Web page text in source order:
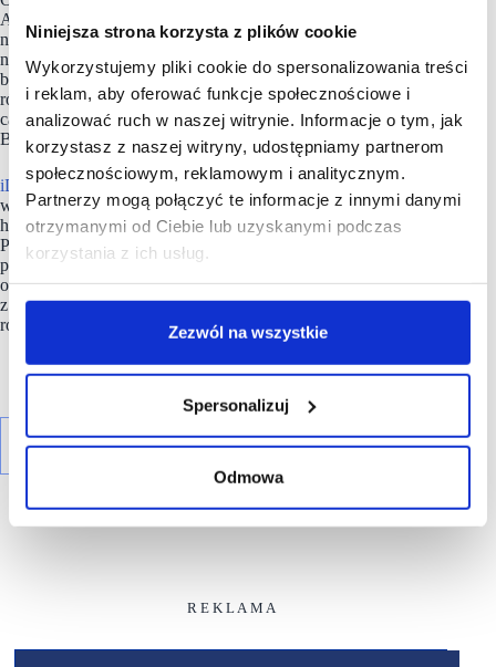
Niniejsza strona korzysta z plików cookie
Wykorzystujemy pliki cookie do spersonalizowania treści
i reklam, aby oferować funkcje społecznościowe i
analizować ruch w naszej witrynie. Informacje o tym, jak
korzystasz z naszej witryny, udostępniamy partnerom
społecznościowym, reklamowym i analitycznym.
Partnerzy mogą połączyć te informacje z innymi danymi
otrzymanymi od Ciebie lub uzyskanymi podczas
korzystania z ich usług.
Zezwól na wszystkie
Spersonalizuj
Odmowa
Apple, ale również liczne usługi, w tym te posprzedażowe jak
np. serwis. Chcemy się dynamicznie rozwijać
nie tylko w dużych miastach, ale sprawić, aby dostępność
bezpośredniego kontaktu z produktami Apple była możliwa
również w mniejszych miejscowościach, gdzie również jest
całkiem duży potencjał rynkowy” – podkreśla Tomasz
Basiński, Wiceprezes Eurotel S.A.
iDreamposzukuje nowych lokalizacji przede wszystkim
w najlepszych galeriach handlowych, w atrakcyjnych
handlowo miejscach z potencjałem dla oferty premium.
Priorytetem dla marki są większe miasta i
pozycji rynkowej. Marka bierze pod uwagę lokale
o powierzchni od 80 do 170 mkw., stawiając na współpracę
z partnerami, dla których jakość doświadczenia klienta jest
równie istotna jak wyniki sprzedaży.
R E K L A M A